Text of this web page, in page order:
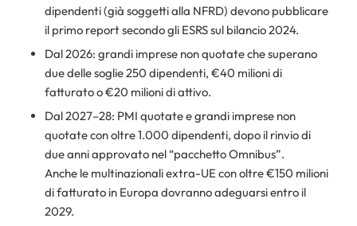
dipendenti (già soggetti alla NFRD) devono pubblicare
il primo report secondo gli ESRS sul bilancio 2024.
Dal 2026: grandi imprese non quotate che superano
due delle soglie 250 dipendenti, €40 milioni di
fatturato o €20 milioni di attivo.
Dal 2027–28: PMI quotate e grandi imprese non
quotate con oltre 1.000 dipendenti, dopo il rinvio di
due anni approvato nel “pacchetto Omnibus”.
Anche le multinazionali extra-UE con oltre €150 milioni
di fatturato in Europa dovranno adeguarsi entro il
2029.